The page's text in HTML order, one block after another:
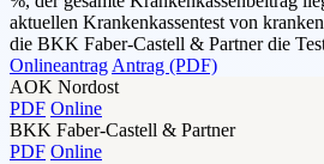
aktuellen Krankenkassentest von
die BKK Faber-Castell & Partner die
Onlineantrag Antrag (PDF)
AOK Nordost
PDF Online
BKK Faber-Castell & Partner
PDF Online